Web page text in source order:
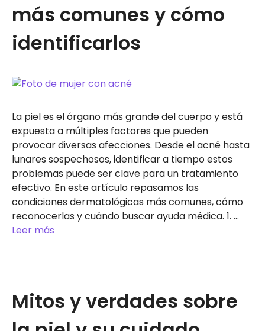
más comunes y cómo
identificarlos
La piel es el órgano más grande del cuerpo y está
expuesta a múltiples factores que pueden
provocar diversas afecciones. Desde el acné hasta
lunares sospechosos, identificar a tiempo estos
problemas puede ser clave para un tratamiento
efectivo. En este artículo repasamos las
condiciones dermatológicas más comunes, cómo
reconocerlas y cuándo buscar ayuda médica. 1. …
Leer más
Mitos y verdades sobre